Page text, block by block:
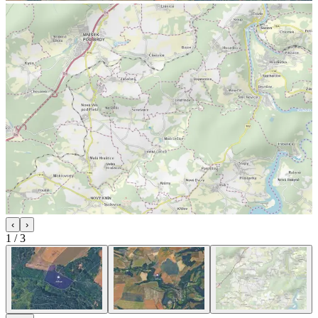
‹ ›
1 /3